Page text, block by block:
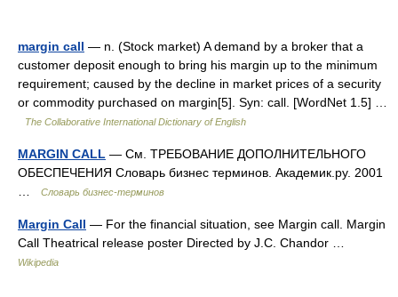
margin call — n. (Stock market) A demand by a broker that a
customer deposit enough to bring his margin up to the minimum
requirement; caused by the decline in market prices of a security
or commodity purchased on margin[5]. Syn: call. [WordNet 1.5] …
The Collaborative International Dictionary of English
MARGIN CALL — См. ТРЕБОВАНИЕ ДОПОЛНИТЕЛЬНОГО
ОБЕСПЕЧЕНИЯ Словарь бизнес терминов. Академик.ру. 2001
Словарь бизнес-терминов
Margin Call — For the financial situation, see Margin call. Margin
Call Theatrical release poster Directed by J.C. Chandor …
Wikipedia